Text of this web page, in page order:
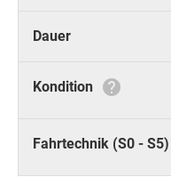
Dauer
Kondition 
Fahrtechnik (S0 - S5)